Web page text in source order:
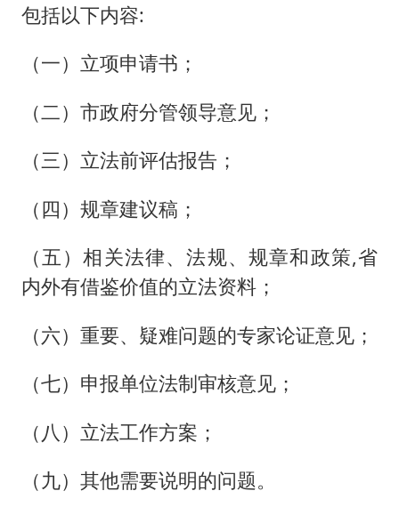
包括以下内容:
（一）立项申请书；
（二）市政府分管领导意见；
（三）立法前评估报告；
（四）规章建议稿；
（五）相关法律、法规、规章和政策,省
内外有借鉴价值的立法资料；
（六）重要、疑难问题的专家论证意见；
（七）申报单位法制审核意见；
（八）立法工作方案；
（九）其他需要说明的问题。